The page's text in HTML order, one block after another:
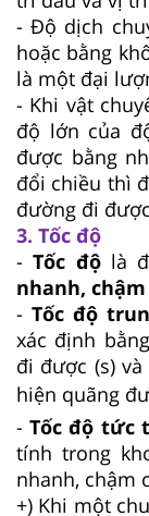
- Độ dịch
hoặc bằng
là một đại
- Khi vật
độ lớn của
được bằng
đổi chiều thì
đường đi
3. Tốc độ
-Tốc độlà
nhanh, chậm
-Tốc độ
xác định
đi được (s)
hiện quãng
-Tốc độ tức
tính trong
nhanh, chậm
+) Khi một